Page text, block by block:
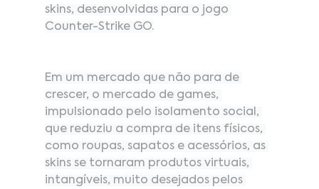
skins, desenvolvidas para o jogo
Counter-Strike GO.
Em um mercado que não para de
crescer, o mercado de games,
impulsionado pelo isolamento social,
que reduziu a compra de itens físicos,
como roupas, sapatos e acessórios, as
skins se tornaram produtos virtuais,
intangíveis, muito desejados pelos